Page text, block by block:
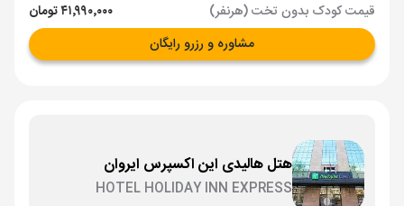
قیمت کودک بدون تخت (هرنفر)
۴۱٬۹۹۰٬۰۰۰ تومان
مشاوره و رزرو رایگان
هتل هالیدی این اکسپرس ایروان
HOTEL HOLIDAY INN EXPRESS